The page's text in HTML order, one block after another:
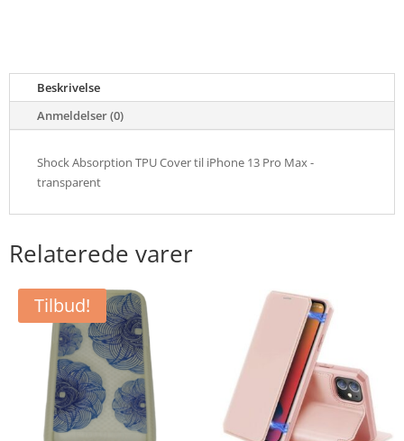
Beskrivelse
Anmeldelser (0)
Shock Absorption TPU Cover til iPhone 13 Pro Max -
transparent
Relaterede varer
Tilbud!